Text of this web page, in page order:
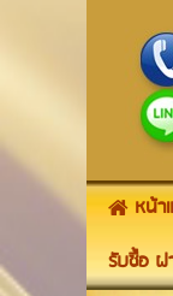
หน้า
รับซื้อ